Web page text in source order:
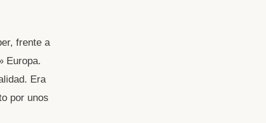
frente a
Europa.
Era
por unos